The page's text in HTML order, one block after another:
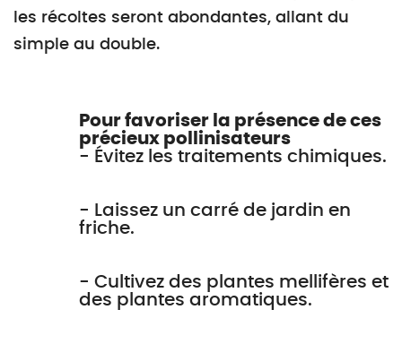
les récoltes seront abondantes, allant du
simple au double.
Pour favoriser la présence de ces
précieux pollinisateurs
- Évitez les traitements chimiques.
- Laissez un carré de jardin en
friche.
- Cultivez des plantes mellifères et
des plantes aromatiques.